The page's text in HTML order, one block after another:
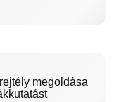
megoldása